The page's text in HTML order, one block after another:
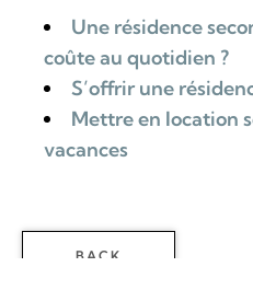
Une résidence
coûte au quotidien ?
S’offrir une
Mettre en location
vacances
BACK